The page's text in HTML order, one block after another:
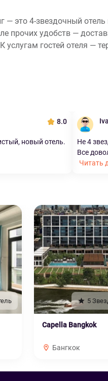
— это 4-звездочный
прочих удобств —
услугам гостей отеля —
8.0
новый отель.
Не 4
Все
Читать
5
Capella Bangkok
Бангкок